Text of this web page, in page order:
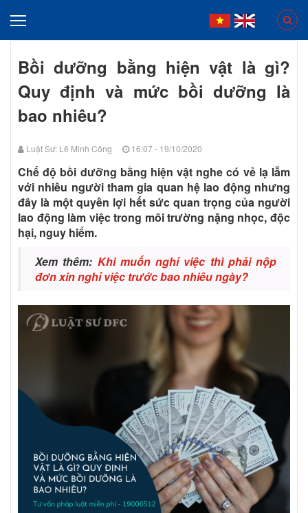
Bồi dưỡng bằng hiện vật là gì?
Quy định và mức bồi dưỡng là
bao nhiêu?
Luật Sư: Lê Minh Công 16:07 - 19/10/2020
Chế độ bồi dưỡng bằng hiện vật nghe có vẻ lạ lẫm
với nhiều người tham gia quan hệ lao động nhưng
đây là một quyền lợi hết sức quan trọng của người
lao động làm việc trong môi trường nặng nhọc, độc
hại, nguy hiểm.
Xem thêm: Khi muốn nghỉ việc thì phải nộp
đơn xin nghỉ việc trước bao nhiêu ngày?